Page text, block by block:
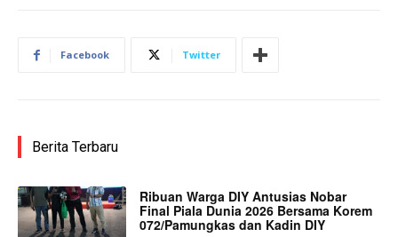
Facebook Twitter
Berita Terbaru
Ribuan Warga DIY Antusias Nobar
Final Piala Dunia 2026 Bersama Korem
072/Pamungkas dan Kadin DIY